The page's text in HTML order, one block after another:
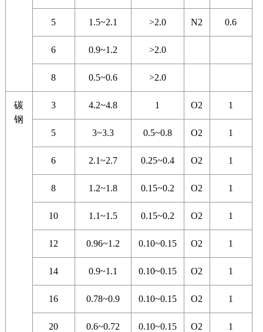
5 1.5~2.1 >2.0 N2 0.6
6 0.9~1.2 >2.0
8 0.5~0.6 >2.0
碳
钢
3 4.2~4.8 1 O2 1
5 3~3.3 0.5~0.8 O2 1
6 2.1~2.7 0.25~0.4 O2 1
8 1.2~1.8 0.15~0.2 O2 1
10 1.1~1.5 0.15~0.2 O2 1
12 0.96~1.2 0.10~0.15 O2 1
14 0.9~1.1 0.10~0.15 O2 1
16 0.78~0.9 0.10~0.15 O2 1
20 0.6~0.72 0.10~0.15 O2 1